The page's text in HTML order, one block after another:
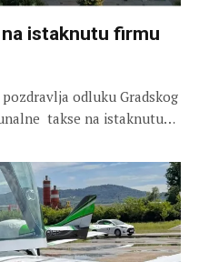
istaknutu firmu
odluku Gradskog
takse na istaknutu…